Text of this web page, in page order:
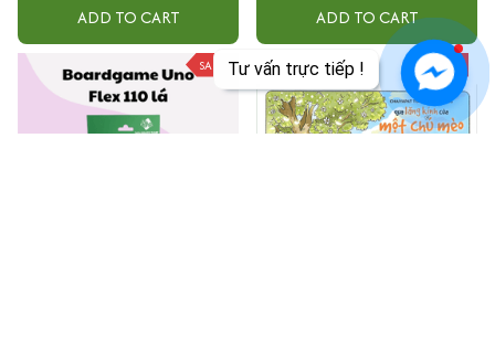
Tư vấn trực tiếp !
ADD TO CART ADD TO CART
SALE SALE